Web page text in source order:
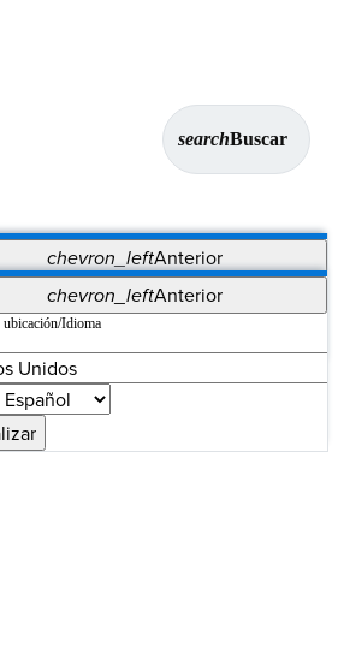
searchBuscar
chevron_leftAnterior
OrthoPedia Patient
Portal
Synergy Imaging & Resection
chevron_leftAnterior
ubicación/Idioma